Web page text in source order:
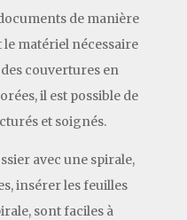
de manière
matériel nécessaire
couvertures en
il est possible de
et soignés.
avec une spirale,
insérer les feuilles
sont faciles à